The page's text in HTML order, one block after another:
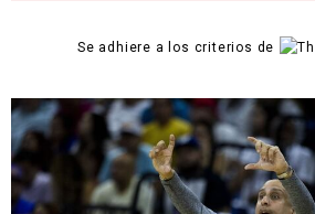
Se adhiere a los criterios de